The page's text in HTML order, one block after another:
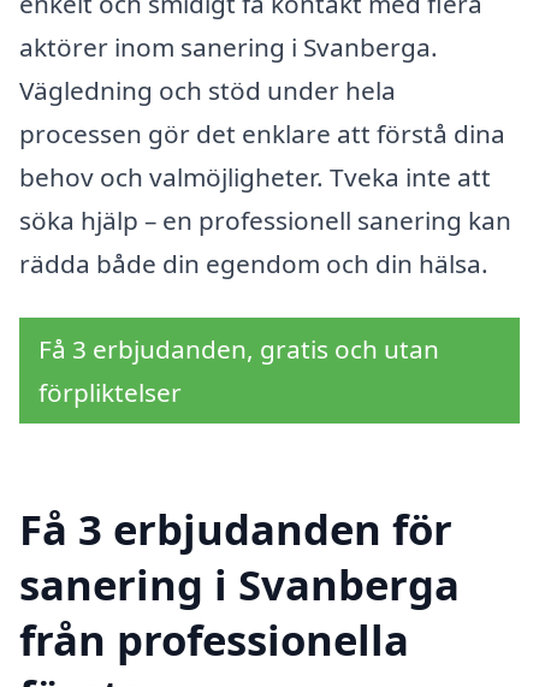
aktörer inom sanering i Svanberga.
Vägledning och stöd under hela
processen gör det enklare att förstå dina
behov och valmöjligheter. Tveka inte att
söka hjälp – en professionell sanering kan
rädda både din egendom och din hälsa.
Få 3 erbjudanden, gratis och utan
förpliktelser
Få 3 erbjudanden för
sanering i Svanberga
från professionella